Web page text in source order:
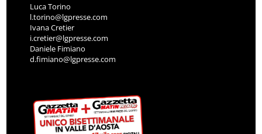
Luca Torino
l.torino@lgpresse.com
Ivana Cretier
i.cretier@lgpresse.com
Daniele Fimiano
d.fimiano@lgpresse.com